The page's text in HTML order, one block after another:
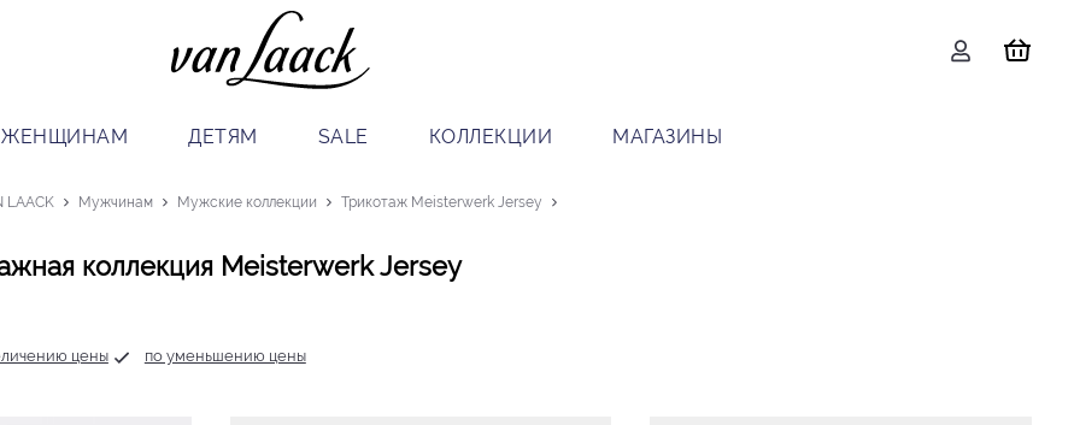
ЖЕНЩИНАМ ДЕТЯМ SALE КОЛЛЕКЦИИ МАГАЗИНЫ
LAACK Мужчинам Мужские коллекции Трикотаж Meisterwerk Jersey
коллекция Meisterwerk Jersey
цены по уменьшению цены